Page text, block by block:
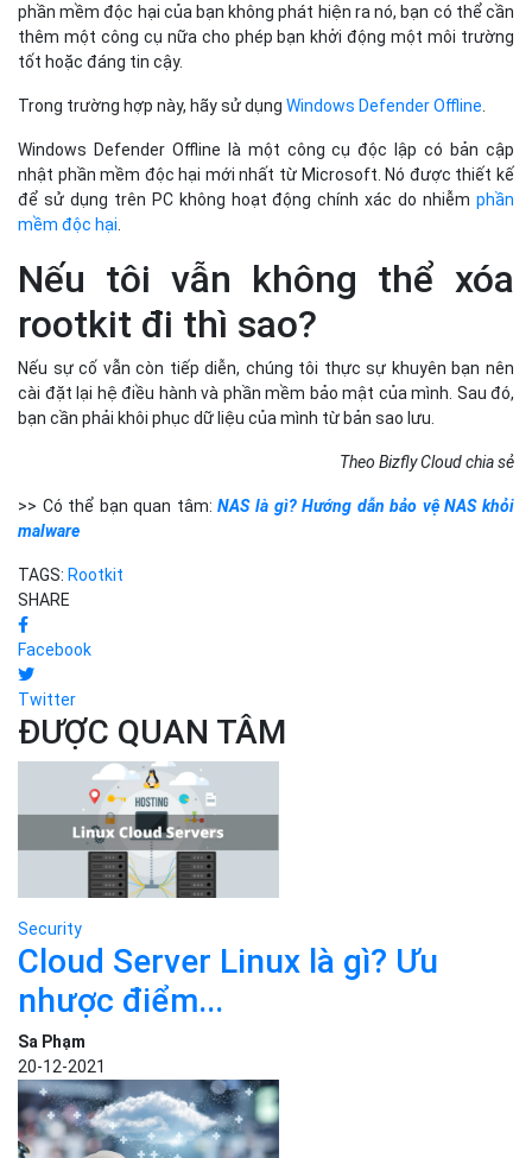
phần mềm độc hại của bạn không phát hiện ra nó, bạn có thể cần
thêm một công cụ nữa cho phép bạn khởi động một môi trường
tốt hoặc đáng tin cậy.
Trong trường hợp này, hãy sử dụng Windows Defender Offline
Windows Defender Offline là một công cụ độc lập có bản cập
nhật phần mềm độc hại mới nhất từ Microsoft. Nó được thiết kế
để sử dụng trên PC không hoạt động chính xác do nhiễm phần
mềm độc hại
Nếu tôi vẫn không thể xóa
rootkit đi thì sao?
Nếu sự cố vẫn còn tiếp diễn, chúng tôi thực sự khuyên bạn nên
cài đặt lại hệ điều hành và phần mềm bảo mật của mình. Sau đó,
bạn cần phải khôi phục dữ liệu của mình từ bản sao lưu.
Theo Bizfly Cloud chia sẻ
>> Có thể bạn quan tâm:NAS là gì? Hướng dẫn bảo vệ NAS khỏi
malware
TAGS: Rootkit
SHARE
Facebook
Twitter
ĐƯỢC QUAN TÂM
Security
Cloud Server Linux là gì? Ưu
nhược điểm...
Sa Phạm
20-12-2021